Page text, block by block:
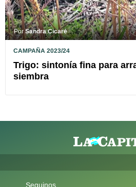
PorSandra Cicaré
CAMPAÑA 2023/24
Trigo: sintonía fina para
siembra
Seguinos